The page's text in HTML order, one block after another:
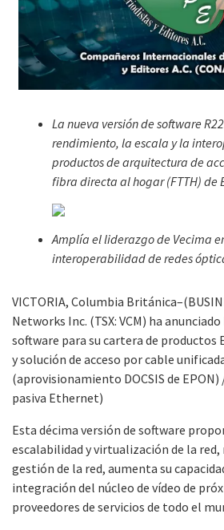
La nueva versión de software
rendimiento, la escala y la
productos de arquitectura de
fibra directa al hogar (FTTH) de
Amplía el liderazgo de Vecima
interoperabilidad de redes
VICTORIA, Columbia
Networks Inc. (TSX: VCM) ha
software para su cartera de productos
y solución de acceso por cable
(aprovisionamiento DOCSIS de EPON)
pasiva Ethernet)
Esta décima versión de software
escalabilidad y virtualización de la red,
gestión de la red, aumenta su
integración del núcleo de vídeo de
proveedores de servicios de todo el